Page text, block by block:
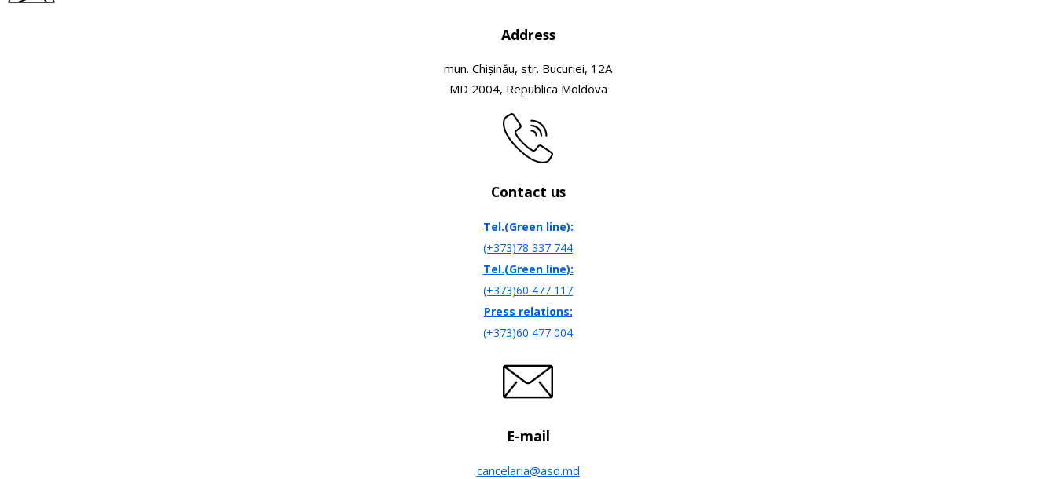
Address
mun. Chișinău, str. Bucuriei, 12A
MD 2004, Republica Moldova
Contact us
Tel.(Green line):
(+373)78 337 744
Tel.(Green line):
(+373)60 477 117
Press relations:
(+373)60 477 004
E-mail
cancelaria@asd.md